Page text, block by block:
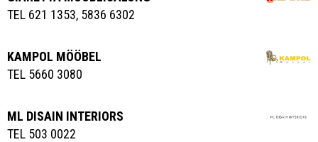
TEL 621 1353, 5836 6302
KAMPOL MÖÖBEL
TEL 5660 3080
ML DISAIN INTERIORS
TEL 503 0022